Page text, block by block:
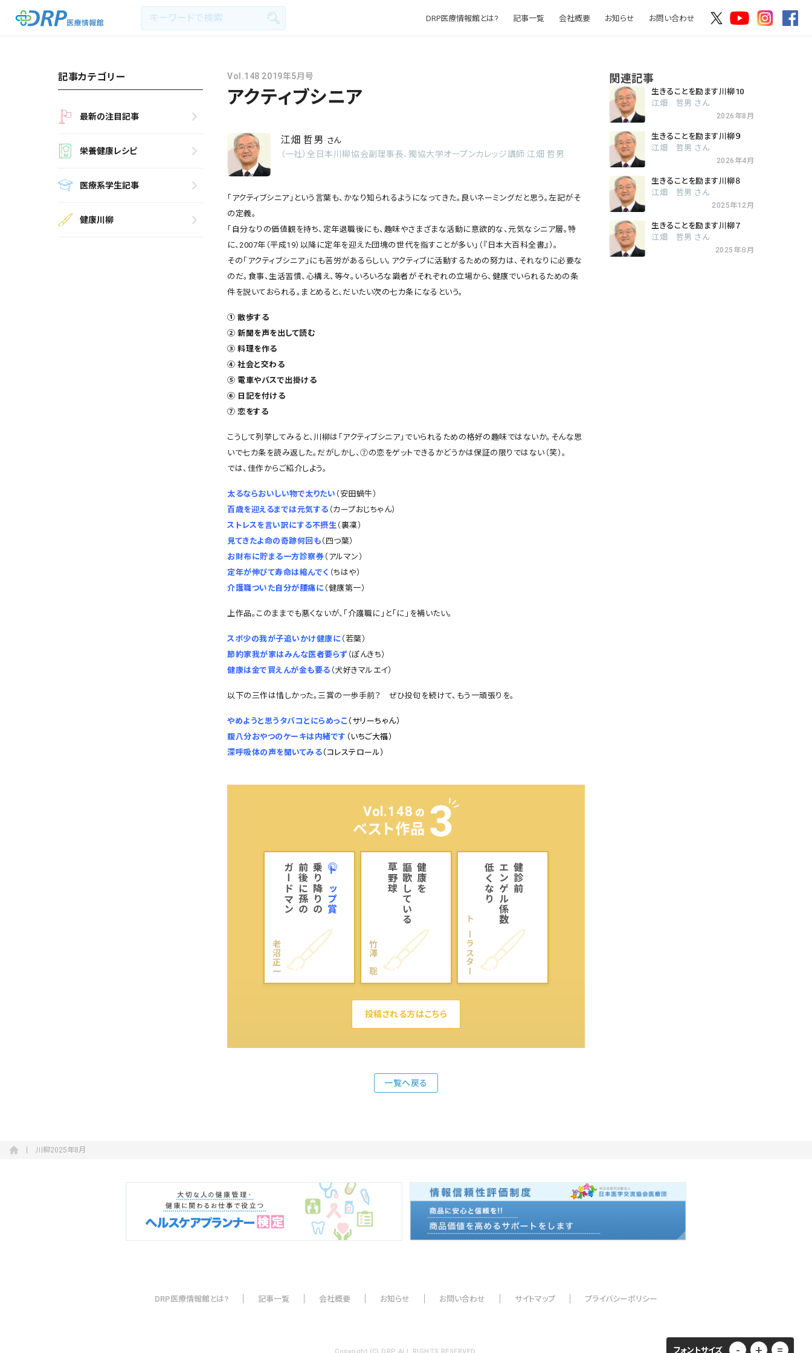
DRP医療情報館とは? 記事一覧 会社概要 お知らせ お問い合わせ
記事カテゴリー
最新の注目記事
栄養健康レシピ
医療系学生記事
健康川柳
Vol.148 2019年5月号
アクティブシニア
江畑 哲男 さん
（一社）全日本川柳協会副理事長、獨協大学オープンカレッジ講師 江畑 哲男
「アクティブシニア」という言葉も、かなり知られるようになってきた。良いネーミングだと思う。左記がそ
の定義。
「自分なりの価値観を持ち、定年退職後にも、趣味やさまざまな活動に意欲的な、元気なシニア層。特
に、2007年（平成19）以降に定年を迎えた団塊の世代を指すことが多い」（『日本大百科全書』）。
その「アクティブシニア」にも苦労があるらしい。アクティブに活動するための努力は、それなりに必要な
のだ。食事、生活習慣、心構え、等々。いろいろな識者がそれぞれの立場から、健康でいられるための条
件を説いておられる。まとめると、だいたい次の七カ条になるという。
① 散歩する
② 新聞を声を出して読む
③ 料理を作る
④ 社会と交わる
⑤ 電車やバスで出掛ける
⑥ 日記を付ける
⑦ 恋をする
こうして列挙してみると、川柳は「アクティブシニア」でいられるための格好の趣味ではないか。そんな思
いで七カ条を読み返した。だがしかし、⑦の恋をゲットできるかどうかは保証の限りではない（笑）。
では、佳作からご紹介しよう。
太るならおいしい物で太りたい （安田蝸牛）
百歳を迎えるまでは元気する （カープおじちゃん）
ストレスを言い訳にする不摂生 （裏凜）
見てきたよ命の奇跡何回も （四つ葉）
お財布に貯まる一方診察券 （アルマン）
定年が伸びて寿命は縮んでく （ちはや）
介護職ついた自分が腰痛に （健康第一）
上作品。このままでも悪くないが、「介護職に」と「に」を補いたい。
スポ少の我が子追いかけ健康に （若葉）
節約家我が家はみんな医者要らず（ぽんきち）
健康は金で買えんが金も要る （犬好きマルエイ）
以下の三作は惜しかった。三賞の一歩手前？ ぜひ投句を続けて、もう一頑張りを。
やめようと思うタバコとにらめっこ （サリーちゃん）
腹八分おやつのケーキは内緒です （いちご大福）
深呼吸体の声を聞いてみる （コレステロール）
Vol.148 の
ベスト作品
◎トップ賞
乗り降りの
前後に孫の
ガードマン
老沼正一
健康を
謳歌している
草野球
竹澤 聡
健診前
エンゲル係数
低くなり
トーラスター
投稿される方はこちら
一覧へ戻る
関連記事
生きることを励ます川柳10
江畑 哲男 さん
2026年8月
生きることを励ます川柳９
江畑 哲男 さん
2026年4月
生きることを励ます川柳８
江畑 哲男 さん
2025年12月
生きることを励ます川柳７
江畑 哲男 さん
2025年８月
川柳2025年8月
DRP医療情報館とは? 記事一覧 会社概要 お知らせ お問い合わせ サイトマップ プライバシーポリシー
フォントサイズ - + =